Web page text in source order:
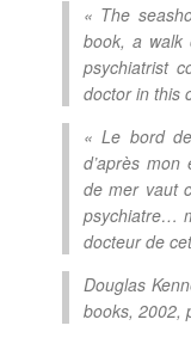
« The
book, a
psychiatrist
doctor in this
« Le bord
d’après
de mer vaut
psychiatre…
docteur de
Douglas
books, 2002,